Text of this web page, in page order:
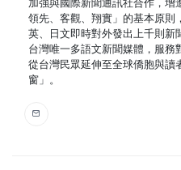
領先、客觀、翔實」的基本原則
英、日文即時對外發出上千則新
台灣唯一多語文新聞媒體，服務
從台灣民眾延伸至全球僑胞與讀
窗」。